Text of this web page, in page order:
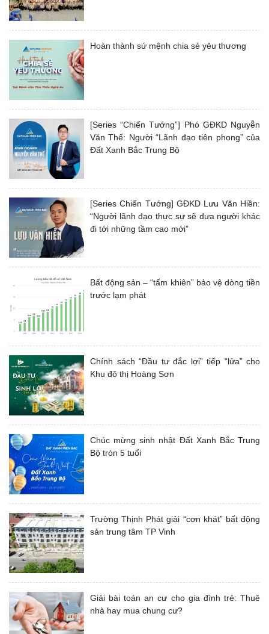
Hoàn thành sứ mệnh chia sẻ yêu thương
[Series “Chiến Tướng”] Phó GĐKD Nguyễn
Văn Thế: Người “Lãnh đạo tiên phong” của
Đất Xanh Bắc Trung Bộ
[Series Chiến Tướng] GĐKD Lưu Văn Hiền:
“Người lãnh đạo thực sự sẽ đưa người khác
đi tới những tầm cao mới”
Bất động sản – “tấm khiên” bảo vệ dòng tiền
trước lạm phát
Chính sách “Đầu tư đắc lợi” tiếp “lửa” cho
Khu đô thị Hoàng Sơn
Chúc mừng sinh nhật Đất Xanh Bắc Trung
Bộ tròn 5 tuổi
Trường Thịnh Phát giải “cơn khát” bất động
sản trung tâm TP Vinh
Giải bài toán an cư cho gia đình trẻ: Thuê
nhà hay mua chung cư?